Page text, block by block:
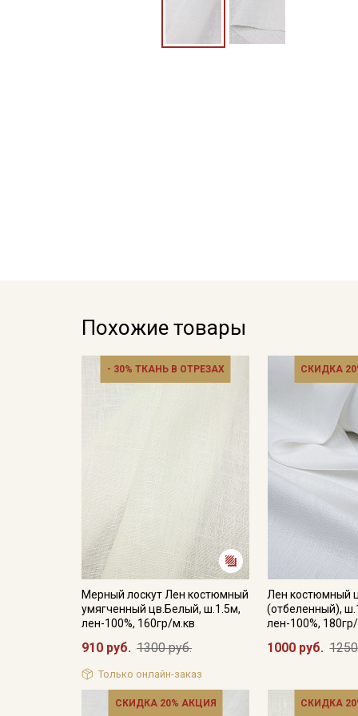
Похожие товары
- 30% ТКАНЬ В ОТРЕЗАХ
Мерный лоскут Лен костюмный
умягченный цв.Белый, ш.1.5м,
лен-100%, 160гр/м.кв
910 руб. 1300 руб.
Только онлайн-заказ
СКИДКА
Лен костюмный
(отбеленный),
лен-100%,
1000 руб.
СКИДКА 20% АКЦИЯ СКИДКА